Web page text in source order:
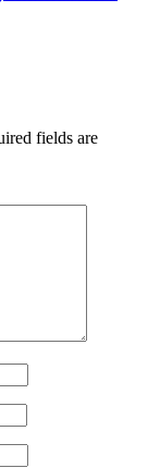
fields are